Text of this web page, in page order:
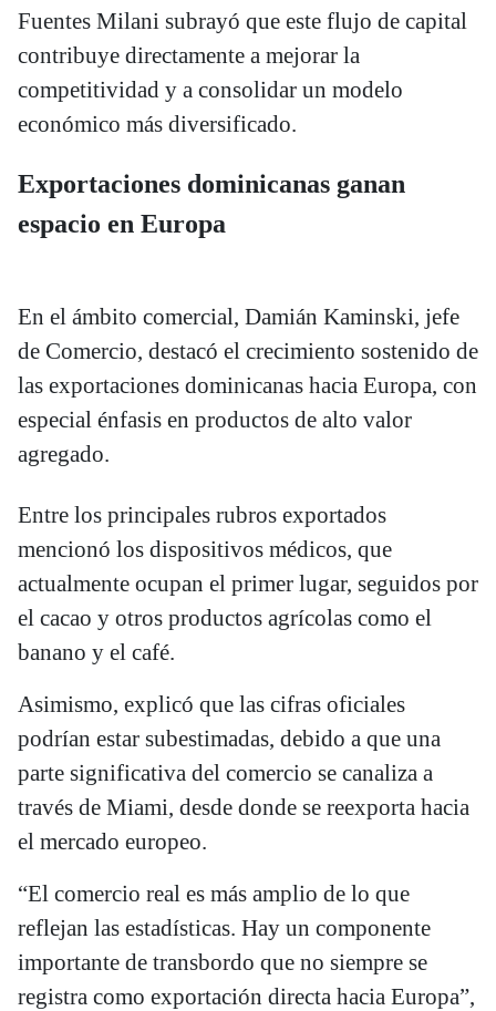
Fuentes Milani subrayó que este flujo de capital
contribuye directamente a mejorar la
competitividad y a consolidar un modelo
económico más diversificado.
Exportaciones dominicanas ganan
espacio en Europa
En el ámbito comercial, Damián Kaminski, jefe
de Comercio, destacó el crecimiento sostenido de
las exportaciones dominicanas hacia Europa, con
especial énfasis en productos de alto valor
agregado.
Entre los principales rubros exportados
mencionó los dispositivos médicos, que
actualmente ocupan el primer lugar, seguidos por
el cacao y otros productos agrícolas como el
banano y el café.
Asimismo, explicó que las cifras oficiales
podrían estar subestimadas, debido a que una
parte significativa del comercio se canaliza a
través de Miami, desde donde se reexporta hacia
el mercado europeo.
“El comercio real es más amplio de lo que
reflejan las estadísticas. Hay un componente
importante de transbordo que no siempre se
registra como exportación directa hacia Europa”,